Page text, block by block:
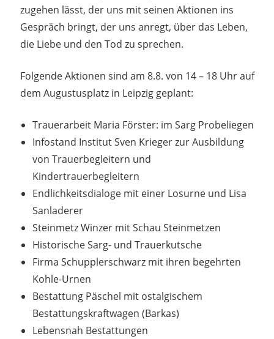
zugehen lässt, der uns mit seinen Aktionen ins
Gespräch bringt, der uns anregt, über das Leben,
die Liebe und den Tod zu sprechen.
Folgende Aktionen sind am 8.8. von 14 – 18 Uhr auf
dem Augustusplatz in Leipzig geplant:
Trauerarbeit Maria Förster: im Sarg Probeliegen
Infostand Institut Sven Krieger zur Ausbildung
von Trauerbegleitern und
Kindertrauerbegleitern
Endlichkeitsdialoge mit einer Losurne und Lisa
Sanladerer
Steinmetz Winzer mit Schau Steinmetzen
Historische Sarg- und Trauerkutsche
Firma Schupplerschwarz mit ihren begehrten
Kohle-Urnen
Bestattung Päschel mit ostalgischem
Bestattungskraftwagen (Barkas)
Lebensnah Bestattungen